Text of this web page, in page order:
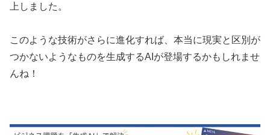
上しました。
このような技術がさらに進化すれば、本当に現実と区別が
つかないようなものを生成するAIが登場するかもしれませ
んね！